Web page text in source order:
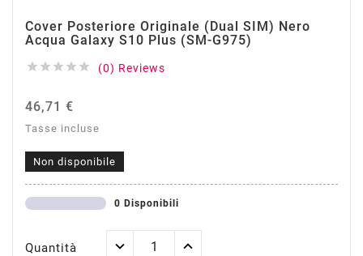
Cover Posteriore Originale (Dual SIM) Nero
Acqua Galaxy S10 Plus (SM-G975)
     (0) Reviews
46,71 €
Tasse incluse
Non disponibile
0 Disponibili
Quantità